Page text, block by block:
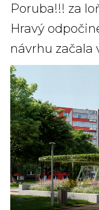
Poruba!!! za
Hravý
návrhu začala